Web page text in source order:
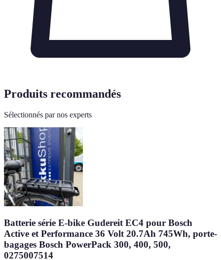
Produits recommandés
Sélectionnés par nos experts
Batterie série E-bike Gudereit EC4 pour Bosch
Active et Performance 36 Volt 20.7Ah 745Wh, porte-
bagages Bosch PowerPack 300, 400, 500,
0275007514